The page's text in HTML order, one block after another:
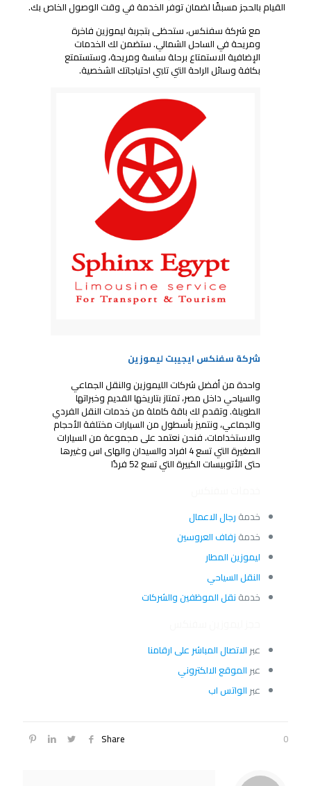
القيام بالحجز مسبقًا لضمان توفر الخدمة في وقت الوصول الخاص بك.
مع شركة سفنكس، ستحظى بتجربة ليموزين فاخرة
ومريحة في الساحل الشمالي. ستضمن لك الخدمات
الإضافية الاستمتاع برحلة سلسة ومريحة، وستستمتع
بكافة وسائل الراحة التي تلبي احتياجاتك الشخصية.
شركة سفنكس ايجيبت ليموزين
واحدة من أفضل شركات الليموزين والنقل الجماعي
والسياحي داخل مصر، تمتاز بتاريخها القديم وخبراتها
الطويلة. وتقدم لك باقة كاملة من خدمات النقل الفردي
والجماعي، ونتميز بأسطول من السيارات مختلفة الأحجام
والاستخدامات، فنحن نعتمد على مجموعة من السيارات
الصغيرة التي تسع 4 افراد والسيدان والهاى اس وغيرها
حتى الأتوبيسات الكبيرة التي تسع 52 فردًا
خدمة رجال الاعمال
خدمة زفاف العروسين
ليموزين المطار
النقل السياحي
خدمة نقل الموظفين والشركات
عبر الاتصال المباشر على ارقامنا
عبر الموقع الالكتروني
عبر الواتس اب
Share 0